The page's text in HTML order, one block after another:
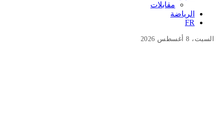
مقابلات
الرياضة
FR
السبت، 8 أغسطس 2026